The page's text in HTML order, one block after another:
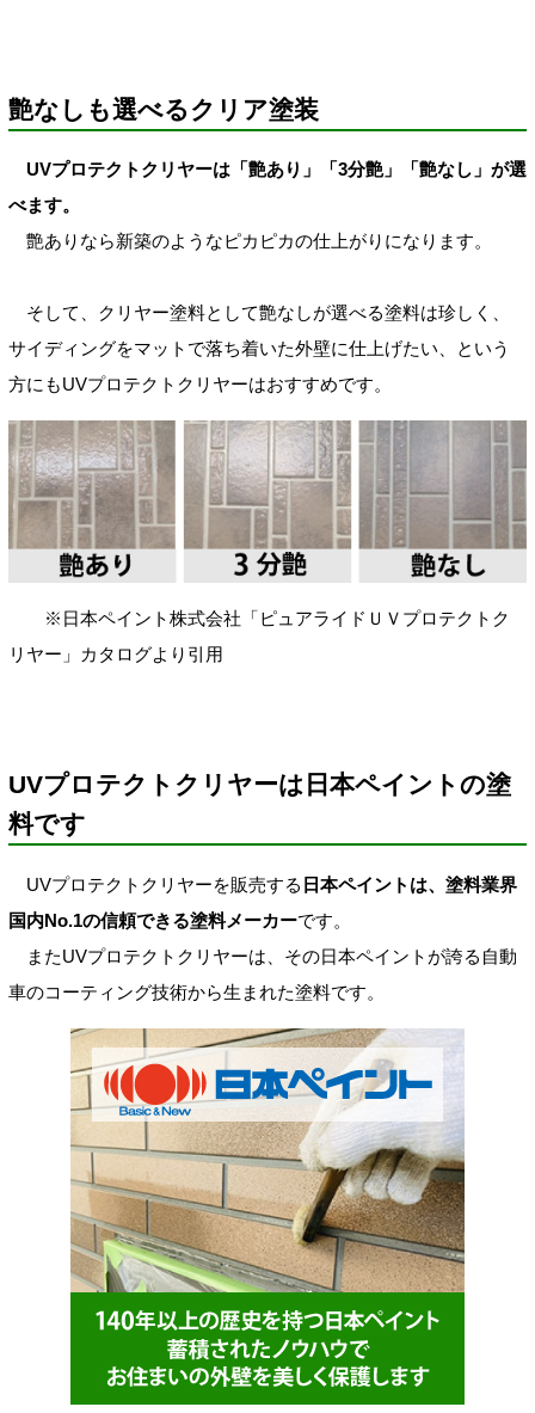
艶なしも選べるクリア塗装
UVプロテクトクリヤーは「艶あり」「3分艶」「艶なし」が選
べます。
艶ありなら新築のようなピカピカの仕上がりになります。
そして、クリヤー塗料として艶なしが選べる塗料は珍しく、
サイディングをマットで落ち着いた外壁に仕上げたい、という
方にもUVプロテクトクリヤーはおすすめです。
※日本ペイント株式会社「ピュアライドＵＶプロテクトク
リヤー」カタログより引用
UVプロテクトクリヤーは日本ペイントの塗
料です
UVプロテクトクリヤーを販売する 日本ペイントは、塗料業界
国内No.1の信頼できる塗料メーカーです。
またUVプロテクトクリヤーは、その日本ペイントが誇る自動
車のコーティング技術から生まれた塗料です。